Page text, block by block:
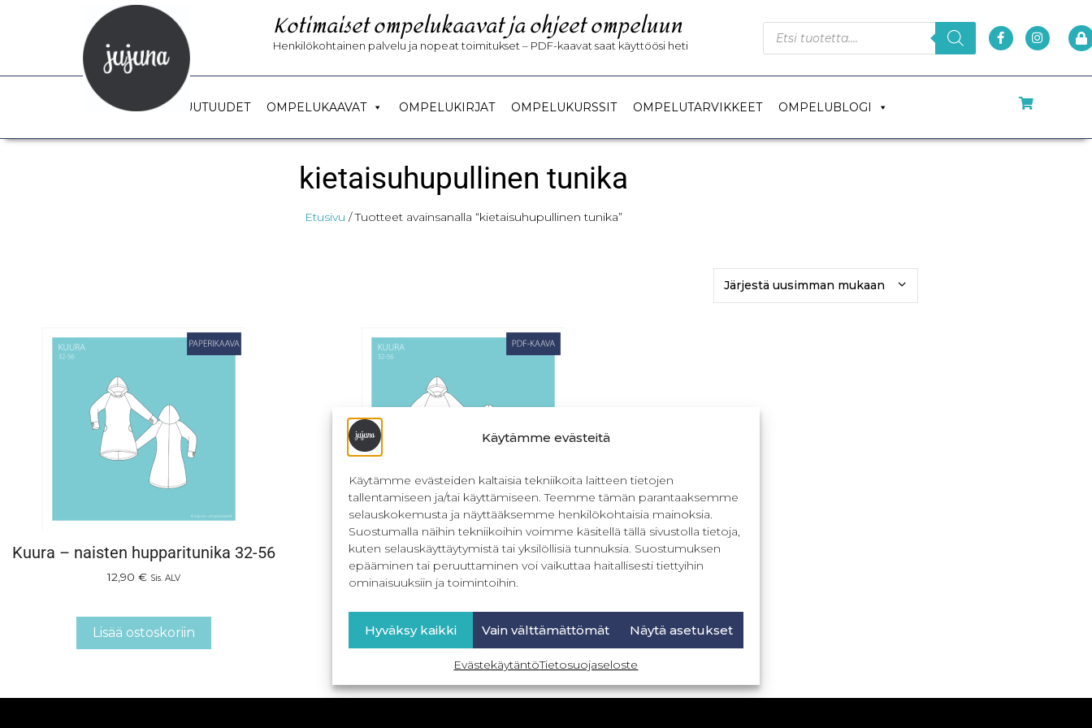
Käytämme evästeitä
Käytämme evästeiden kaltaisia tekniikoita laitteen tietojen
tallentamiseen ja/tai käyttämiseen. Teemme tämän parantaaksemme
selauskokemusta ja näyttääksemme henkilökohtaisia mainoksia.
Suostumalla näihin tekniikoihin voimme käsitellä tällä sivustolla tietoja,
kuten selauskäyttäytymistä tai yksilöllisiä tunnuksia. Suostumuksen
epääminen tai peruuttaminen voi vaikuttaa haitallisesti tiettyihin
ominaisuuksiin ja toimintoihin.
Hyväksy kaikki Vain välttämättömät Näytä asetukset
EvästekäytäntöTietosuojaseloste
Kotimaiset ompelukaavat ja ohjeet ompeluun
Henkilökohtainen palvelu ja nopeat toimitukset – PDF-kaavat saat käyttöösi heti
UUTUUDET OMPELUKAAVAT OMPELUKIRJAT OMPELUKURSSIT OMPELUTARVIKKEET OMPELUBLOGI
kietaisuhupullinen tunika
Etusivu / Tuotteet avainsanalla “kietaisuhupullinen tunika”
Kuura – naisten hupparitunika 32-56
12,90 € Sis. ALV
Lisää ostoskoriin
PDF Kuura – naisten hupparitunika
32-56
Lisää ostoskoriin